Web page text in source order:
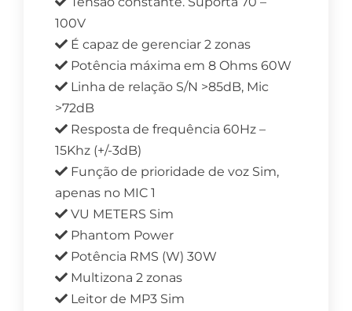
100V
É capaz de gerenciar 2 zonas
Potência máxima em 8 Ohms 60W
Linha de relação S/N >85dB, Mic
>72dB
Resposta de frequência 60Hz –
15Khz (+/-3dB)
Função de prioridade de voz Sim,
apenas no MIC 1
VU METERS Sim
Phantom Power
Potência RMS (W) 30W
Multizona 2 zonas
Leitor de MP3 Sim